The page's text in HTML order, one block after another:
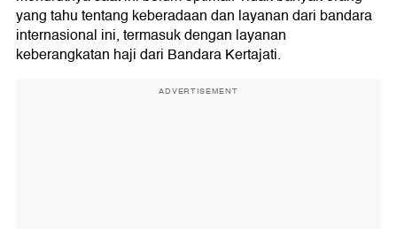
yang tahu tentang keberadaan dan layanan dari bandara
internasional ini, termasuk dengan layanan
keberangkatan haji dari Bandara Kertajati.
ADVERTISEMENT